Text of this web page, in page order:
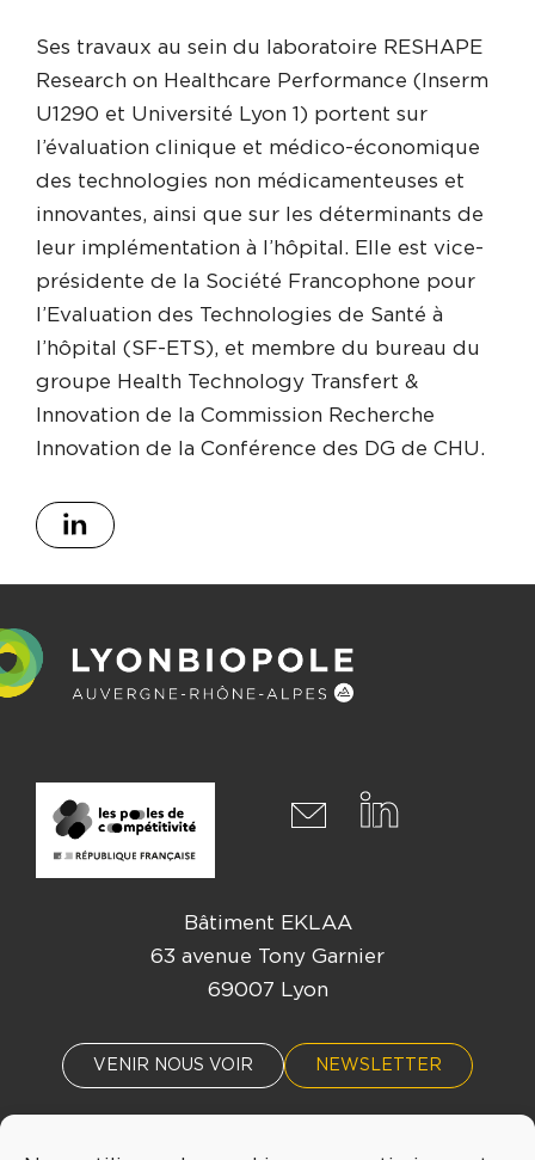
Ses travaux au sein du laboratoire RESHAPE
Research on Healthcare Performance (Inserm
U1290 et Université Lyon 1) portent sur
l’évaluation clinique et médico-économique
des technologies non médicamenteuses et
innovantes, ainsi que sur les déterminants de
leur implémentation à l’hôpital. Elle est vice-
présidente de la Société Francophone pour
l’Evaluation des Technologies de Santé à
l’hôpital (SF-ETS), et membre du bureau du
groupe Health Technology Transfert &
Innovation de la Commission Recherche
Innovation de la Conférence des DG de CHU.
Bâtiment EKLAA
63 avenue Tony Garnier
69007 Lyon
VENIR NOUS VOIR NEWSLETTER